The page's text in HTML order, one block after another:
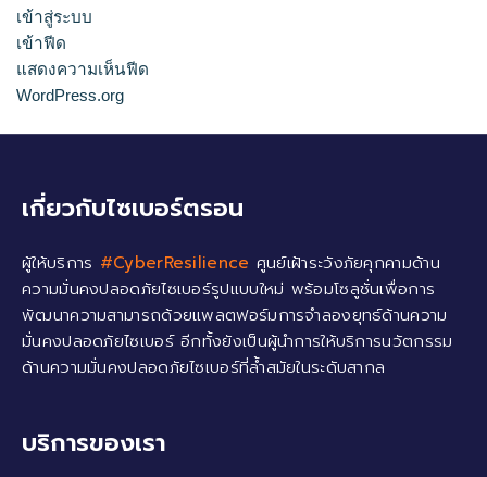
เข้าสู่ระบบ
เข้าฟีด
แสดงความเห็นฟีด
WordPress.org
เกี่ยวกับไซเบอร์ตรอน
ผู้ให้บริการ #CyberResilience ศูนย์เฝ้าระวังภัยคุกคามด้าน
ความมั่นคงปลอดภัยไซเบอร์รูปแบบใหม่ พร้อมโซลูชั่นเพื่อการ
พัฒนาความสามารถด้วยแพลตฟอร์มการจำลองยุทธ์ด้านความ
มั่นคงปลอดภัยไซเบอร์ อีกทั้งยังเป็นผู้นำการให้บริการนวัตกรรม
ด้านความมั่นคงปลอดภัยไซเบอร์ที่ล้ำสมัยในระดับสากล
บริการของเรา